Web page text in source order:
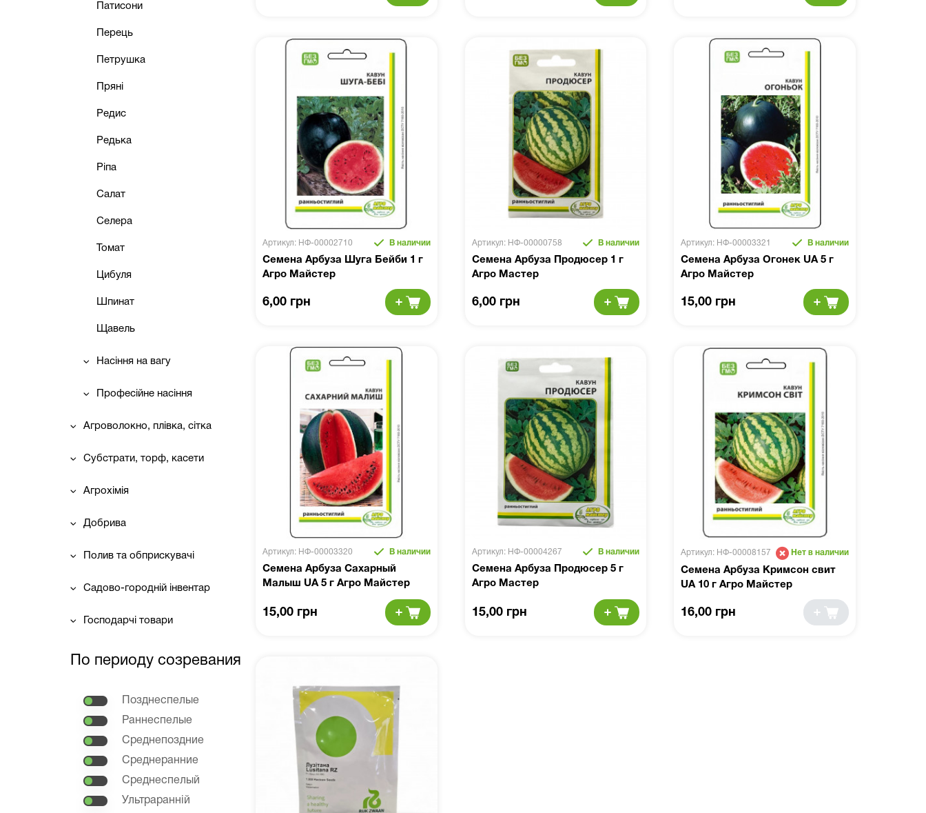
Патисони
Перець
Петрушка
Пряні
Редис
Редька
Ріпа
Салат
Селера
Томат
Цибуля
Шпинат
Щавель
Насіння на вагу
Професійне насіння
Агроволокно, плівка, сітка
Субстрати, торф, касети
Агрохімія
Добрива
Полив та обприскувачі
Садово-городній інвентар
Господарчі товари
По периоду созревания
Позднеспелые
Раннеспелые
Среднепоздние
Среднеранние
Среднеспелый
Ультраранній
Артикул: НФ-00002710 В наличии
Семена Арбуза Шуга Бейби 1 г
Агро Майстер
6,00 грн
Артикул: НФ-00000758 В наличии
Семена Арбуза Продюсер 1 г
Агро Мастер
6,00 грн
Артикул: НФ-00003321 В наличии
Семена Арбуза Огонек UA 5 г
Агро Майстер
15,00 грн
Артикул: НФ-00003320 В наличии
Семена Арбуза Сахарный
Малыш UA 5 г Агро Майстер
15,00 грн
Артикул: НФ-00004267 В наличии
Семена Арбуза Продюсер 5 г
Агро Мастер
15,00 грн
Артикул: НФ-00008157 Нет в наличии
Семена Арбуза Кримсон свит
UA 10 г Агро Майстер
16,00 грн